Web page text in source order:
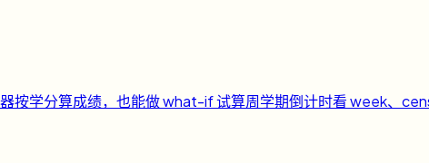
按学分算成绩，也能做 what-if 试算周学期倒计时看 week、